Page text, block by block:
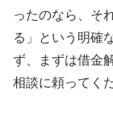
ったのなら、そ
る」という明確
ず、まずは借金
相談に頼ってく